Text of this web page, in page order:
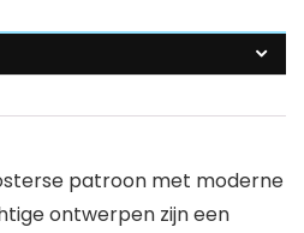
patroon met moderne
ontwerpen zijn een